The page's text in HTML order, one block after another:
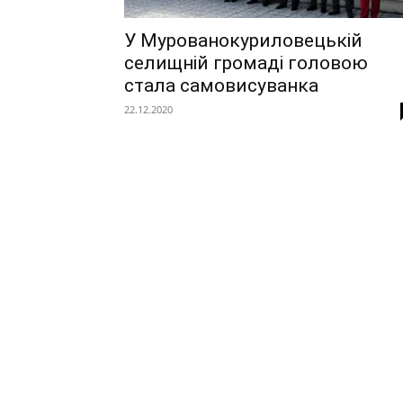
У Мурованокуриловецькій
селищній громаді головою
стала самовисуванка
22.12.2020